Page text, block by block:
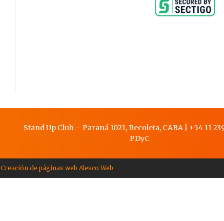
Stand Up Club – Paraná 1021, Recoleta, CABA +54 11
PDyC
Creación de páginas web Alesco Web